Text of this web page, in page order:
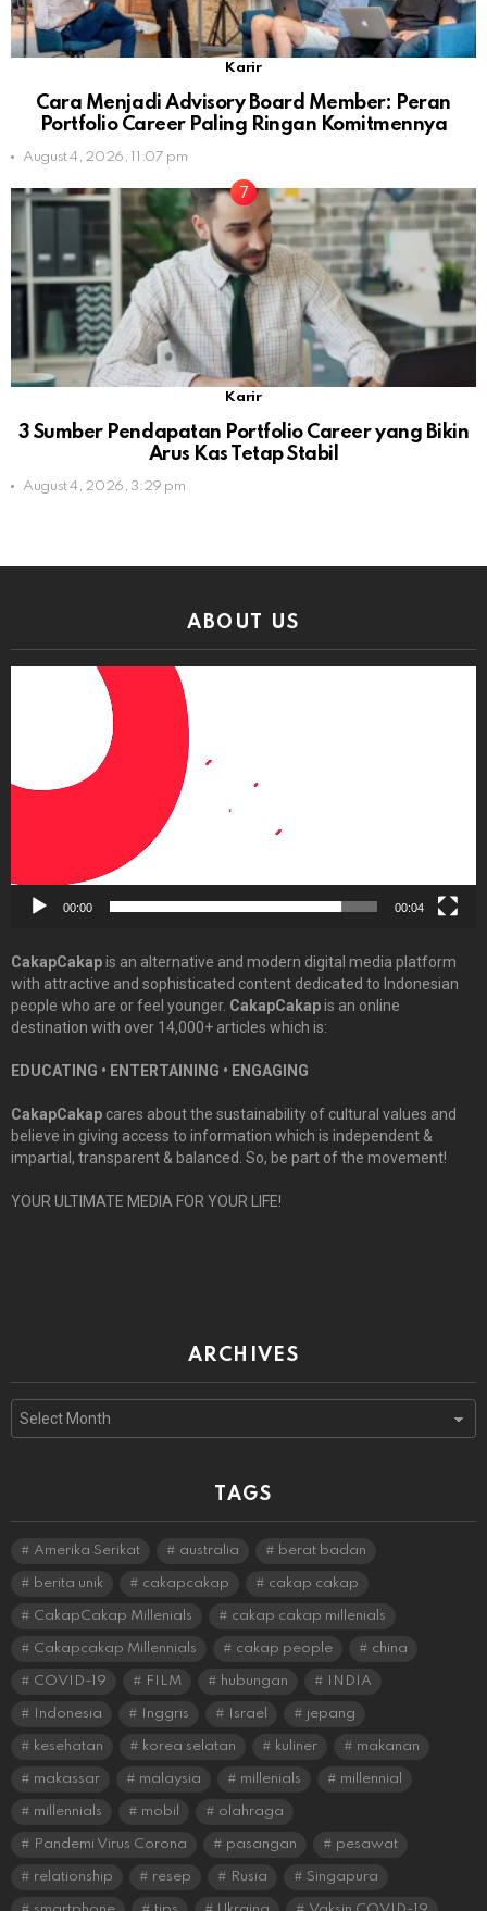
Karir
Cara Menjadi Advisory Board Member: Peran
Portfolio Career Paling Ringan Komitmennya
August 4, 2026, 11:07 pm
Karir
3 Sumber Pendapatan Portfolio Career yang Bikin
Arus Kas Tetap Stabil
August 4, 2026, 3:29 pm
ABOUT US
00:00 00:04
CakapCakapis an alternative and modern digital media platform
with attractive and sophisticated content dedicated to Indonesian
people who are or feel younger. CakapCakapis an online
destination with over 14,000+ articles which is:
EDUCATING • ENTERTAINING • ENGAGING
CakapCakap cares about the sustainability of cultural values and
believe in giving access to information which is independent &
impartial, transparent & balanced. So, be part of the movement!
YOUR ULTIMATE MEDIA FOR YOUR LIFE!
ARCHIVES
Archives
TAGS
Amerika Serikat australia berat badan
berita unik cakapcakap cakap cakap
CakapCakap Millenials cakap cakap millenials
Cakapcakap Millennials cakap people china
COVID-19 FILM hubungan INDIA
Indonesia Inggris Israel jepang
kesehatan korea selatan kuliner makanan
makassar malaysia millenials millennial
millennials mobil olahraga
Pandemi Virus Corona pasangan pesawat
relationship resep Rusia Singapura